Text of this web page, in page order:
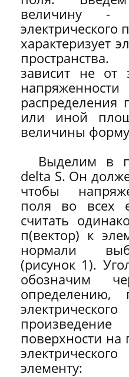
величину -
электрического
характеризует
зависит не от
распределения
или иной
величины
Выделим в
delta S. Он
чтобы
поля во всех
считать
п(вектор) к
нормали
(рисунок 1).
обозначим
определению,
поверхности
элементу: